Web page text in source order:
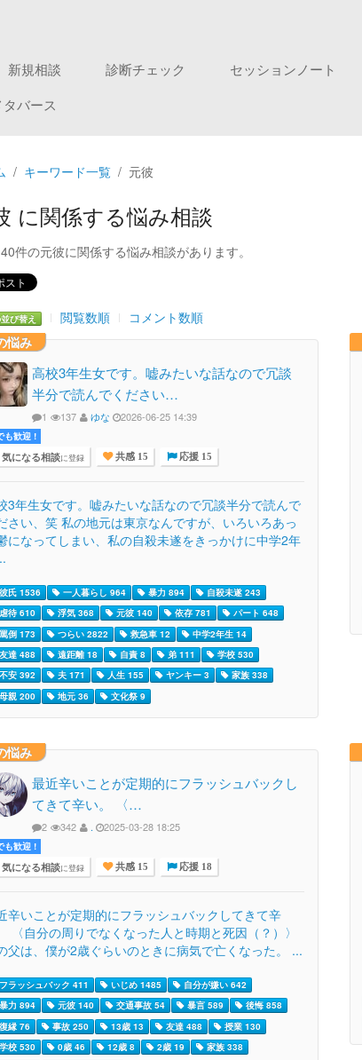
新規相談 診断チェック セッションノート
バース
キーワード一覧 元彼
に関係する悩み相談
件の元彼に関係する悩み相談があります。
び替え 閲覧数順
コメント数順
悩み
高校3年生女です。嘘みたいな話なので冗談
半分で読んでください…
1 137 ゆな 2026-06-25 14:39
も歓迎 !
気になる相談に登録 共感 15 応援 15
3年生女です。嘘みたいな話なので冗談半分で読んで
さい、笑 私の地元は東京なんですが、いろいろあっ
になってしまい、私の自殺未遂をきっかけに中学2年
氏 1536 一人暮らし 964 暴力 894
自殺未遂 243
待 610
浮気 368 元彼 140 依存 781
パート 648
倒 173
つらい 2822 救急車 12
中学2年生 14
達 488
遠距離 18 自責 8 弟 111
学校 530
安 392
夫 171 人生 155 ヤンキー 3
家族 338
親 200
地元 36 文化祭 9
悩み
最近辛いことが定期的にフラッシュバックし
てきて辛い。 〈…
2 342 . 2025-03-28 18:25
も歓迎 !
気になる相談に登録 共感 15 応援 18
辛いことが定期的にフラッシュバックしてきて辛
〈自分の周りでなくなった人と時期と死因（？）〉
父は、僕が2歳ぐらいのときに病気で亡くなった。 ...
ラッシュバック 411 いじめ 1485
自分が嫌い 642
力 894
元彼 140 交通事故 54 暴言 589
後悔 858
縁 76
事故 250 13歳 13 友達 488
授業 130
校 530
0歳 46 12歳 8 2歳 19
家族 338